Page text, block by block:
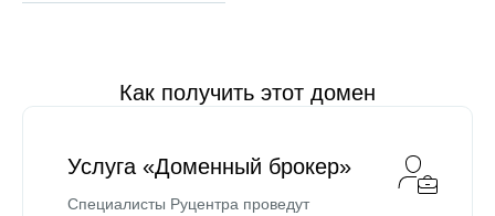
Как получить этот домен
Услуга «Доменный брокер»
Специалисты Руцентра проведут